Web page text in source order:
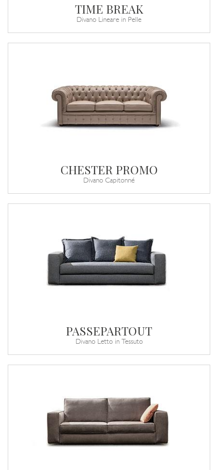
TIME BREAK
Divano Lineare in Pelle
CHESTER PROMO
Divano Capitonné
PASSEPARTOUT
Divano Letto in Tessuto